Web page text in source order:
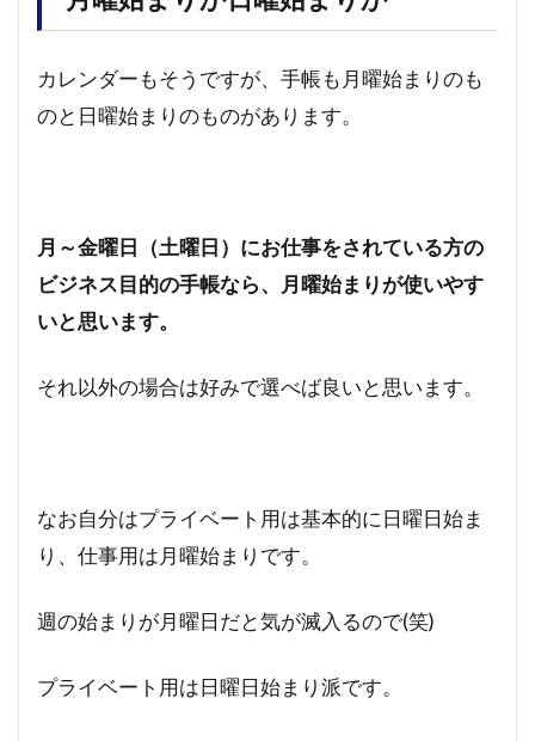
カレンダーもそうですが、手帳も月曜始まりのも
のと日曜始まりのものがあります。
月～金曜日（土曜日）にお仕事をされている方の
ビジネス目的の手帳なら、月曜始まりが使いやす
いと思います。
それ以外の場合は好みで選べば良いと思います。
なお自分はプライベート用は基本的に日曜日始ま
り、仕事用は月曜始まりです。
週の始まりが月曜日だと気が滅入るので(笑)
プライベート用は日曜日始まり派です。